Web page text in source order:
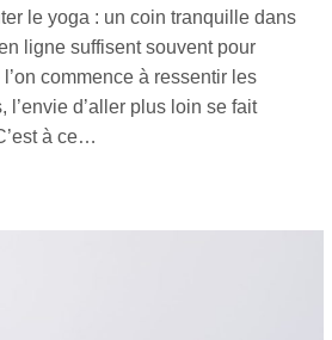
le yoga : un coin tranquille dans
ligne suffisent souvent pour
commence à ressentir les
l’envie d’aller plus loin se fait
à ce…